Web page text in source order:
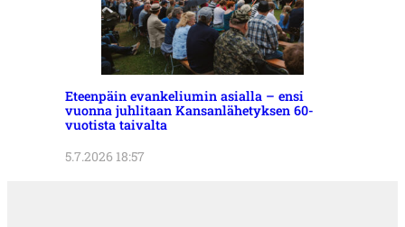
Eteenpäin evankeliumin asialla – ensi
vuonna juhlitaan Kansanlähetyksen 60-
vuotista taivalta
5.7.2026 18:57